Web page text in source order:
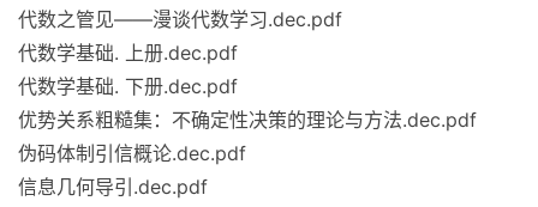
代数之管见——漫谈代数学习.dec.pdf
代数学基础. 上册.dec.pdf
代数学基础. 下册.dec.pdf
优势关系粗糙集：不确定性决策的理论与方法.dec.pdf
伪码体制引信概论.dec.pdf
信息几何导引.dec.pdf